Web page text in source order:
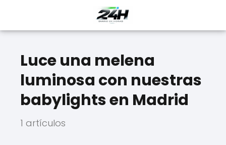
Luce una melena
luminosa con nuestras
babylights en Madrid
1 artículos